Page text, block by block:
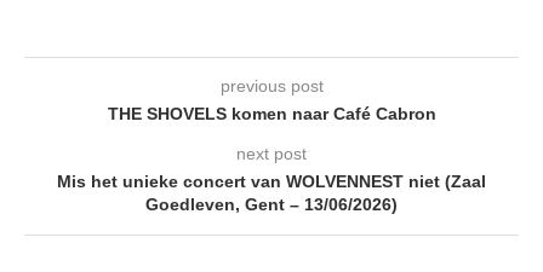
previous post
THE SHOVELS komen naar Café Cabron
next post
Mis het unieke concert van WOLVENNEST niet (Zaal
Goedleven, Gent – 13/06/2026)